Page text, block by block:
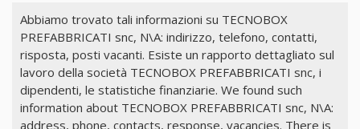
Abbiamo trovato tali informazioni su TECNOBOX
PREFABBRICATI snc, N\A: indirizzo, telefono, contatti,
risposta, posti vacanti. Esiste un rapporto dettagliato sul
lavoro della società TECNOBOX PREFABBRICATI snc, i
dipendenti, le statistiche finanziarie. We found such
information about TECNOBOX PREFABBRICATI snc, N\A:
address, phone, contacts, response, vacancies. There is